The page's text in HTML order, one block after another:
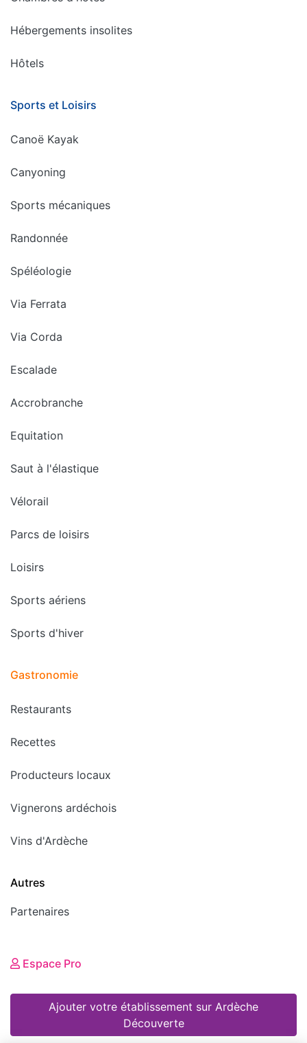
Hébergements insolites
Hôtels
Sports et Loisirs
Canoë Kayak
Canyoning
Sports mécaniques
Randonnée
Spéléologie
Via Ferrata
Via Corda
Escalade
Accrobranche
Equitation
Saut à l'élastique
Vélorail
Parcs de loisirs
Loisirs
Sports aériens
Sports d'hiver
Gastronomie
Restaurants
Recettes
Producteurs locaux
Vignerons ardéchois
Vins d'Ardèche
Autres
Partenaires
Espace Pro
Ajouter votre établissement sur Ardèche
Découverte